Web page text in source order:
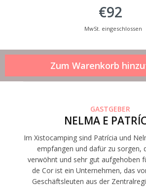
€92
MwSt. eingeschlossen
GASTGEBER
NELMA E
Im Xistocamping sind Patrícia und
empfangen und dafür zu sorgen,
verwöhnt und sehr gut aufgehoben
de Cor ist ein Unternehmen, das
Geschäftsleuten aus der